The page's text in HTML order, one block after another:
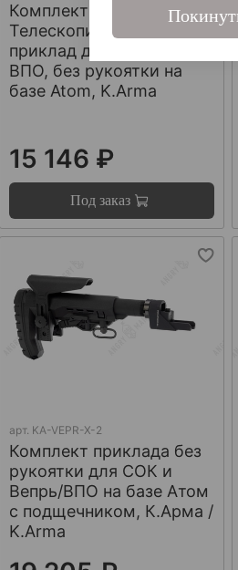
Комплект:
Телескопический
приклад для складных
ВПО, без рукоятки на
базе Atom, K.Arma
15 146 ₽
Под заказ
арт. KA-VEPR-X-2
Комплект приклада без
рукоятки для СОК и
Вепрь/ВПО на базе Атом
с подщечником, К.Арма /
K.Arma